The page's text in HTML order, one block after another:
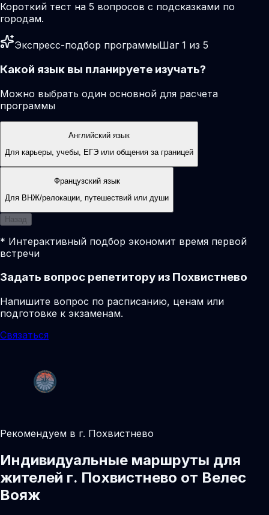
Короткий тест на 5 вопросов с подсказками по
городам.
Экспресс-подбор программыШаг 1 из 5
Какой язык вы планируете изучать?
Можно выбрать один основной для расчета
программы
Английский язык
Для карьеры, учебы, ЕГЭ или общения за границей
Французский язык
Для ВНЖ/релокации, путешествий или души
Назад
* Интерактивный подбор экономит время первой
встречи
Задать вопрос репетитору из Похвистнево
Напишите вопрос по расписанию, ценам или
подготовке к экзаменам.
Связаться
Рекомендуем в г. Похвистнево
Индивидуальные маршруты для
жителей г. Похвистнево от Велес
Вояж